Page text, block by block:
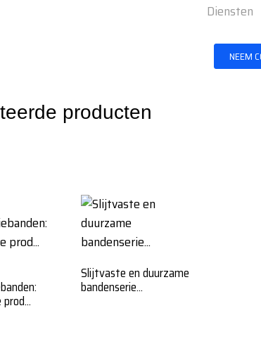
Diensten
NEEM
producten
Slijtvaste en duurzame
bandenserie...